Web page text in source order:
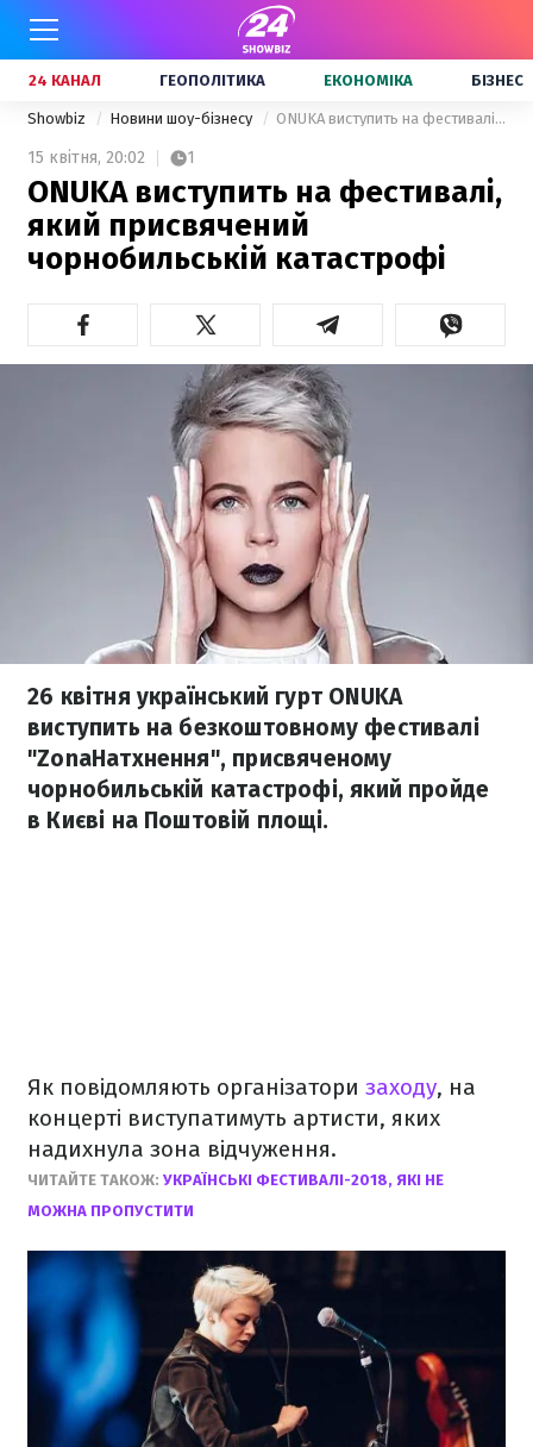
24 КАНАЛ ГЕОПОЛІТИКА ЕКОНОМІКА БІЗНЕС
Showbiz Новини шоу-бізнесу ONUKA виступить на фестивалі, який присвячений чорнобильській катастрофі
15 квітня, 20:02 1
ONUKA виступить на фестивалі,
який присвячений
чорнобильській катастрофі
26 квітня український гурт ONUKA
виступить на безкоштовному фестивалі
"ZonaНатхнення", присвяченому
чорнобильській катастрофі, який пройде
в Києві на Поштовій площі.
Як повідомляють організатори заходу, на
концерті виступатимуть артисти, яких
надихнула зона відчуження.
ЧИТАЙТЕ ТАКОЖ: УКРАЇНСЬКІ ФЕСТИВАЛІ-2018, ЯКІ НЕ
МОЖНА ПРОПУСТИТИ